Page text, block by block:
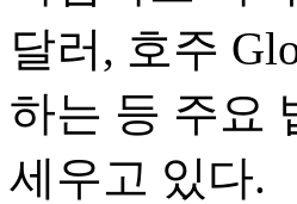
달러, 호주
하는 등 주요
세우고 있다.